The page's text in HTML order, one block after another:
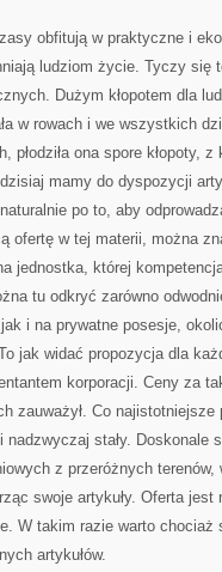
obfitują w praktyczne i
ludziom życie. Tyczy się
Dużym kłopotem dla
w rowach i we wszystkich
płodziła ona spore kłopoty,
mamy do dyspozycji
po to, aby
ofertę w tej materii, można
jednostka, której
tu odkryć zarówno
i na prywatne posesje,
jak widać propozycja dla
korporacji. Ceny za
zauważył. Co
nadzwyczaj stały. Doskonale
z przeróżnych
swoje artykuły. Oferta
W takim razie warto
artykułów.